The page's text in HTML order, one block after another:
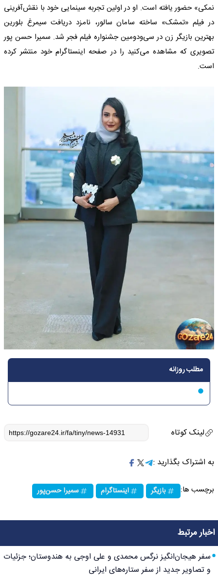
نمکی» حضور یافته است. او در اولین تجربه سینمایی خود با نقش‌آفرینی
در فیلم «تمشک» ساخته سامان سالور، نامزد دریافت سیمرغ بلورین
بهترین بازیگر زن در سی‌ودومین جشنواره فیلم فجر شد. سمیرا حسن پور
تصویری که مشاهده می‌کنید را در صفحه اینستاگرام خود منتشر کرده
است.
مطلب روزانه
لینک کوتاه
به اشتراک بگذارید :
برچسب ها: بازیگر اینستاگرام سمیرا حسن‌پور
اخبار مرتبط
سفر هیجان‌انگیز نرگس محمدی و علی اوجی به هندوستان؛ جزئیات
و تصاویر جدید از سفر ستاره‌های ایرانی